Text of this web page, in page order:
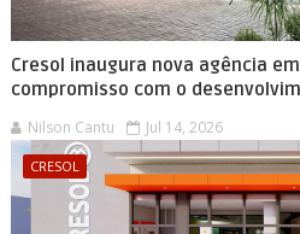
Cresol inaugura nova agência
compromisso com o
Nilson Cantu Jul 14, 2026
CRESOL